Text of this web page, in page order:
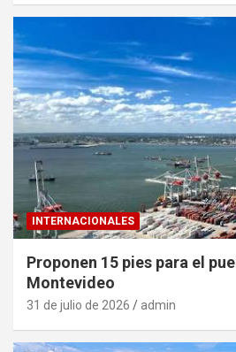
INTERNACIONALES
Proponen 15 pies para el
Montevideo
31 de julio de 2026 admin